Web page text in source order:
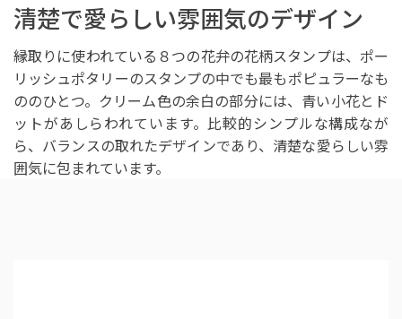
清楚で愛らしい雰囲気のデザイン
縁取りに使われている８つの花弁の花柄スタンプは、ポー
リッシュポタリーのスタンプの中でも最もポピュラーなも
ののひとつ。クリーム色の余白の部分には、青い小花とド
ットがあしらわれています。比較的シンプルな構成なが
ら、バランスの取れたデザインであり、清楚な愛らしい雰
囲気に包まれています。